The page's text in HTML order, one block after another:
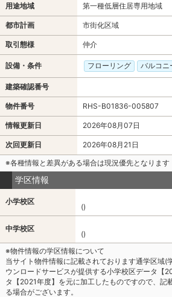
用途地域 第一種低層住居専用地域
都市計画 市街化区域
取引態様 仲介
設備・条件 フローリング バルコニ
建築確認番号
物件番号 RHS-B01836-005807
情報更新日 2026年08月07日
次回更新日
2026年08月21日
※各種情報と差異がある場合は現況優先となります
学区情報
小学校区
()
中学校区
()
※物件情報の学区情報について
当サイト物件情報に記載されております通学区域(
ウンロードサービスが提供する小学校区データ【
タ【2021年度】を元に加工したものですので、記
る場合がございます。